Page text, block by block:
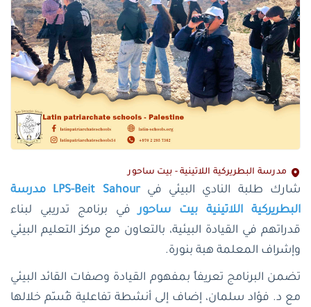
مدرسة البطريركية اللاتينية - بيت ساحور
شارك طلبة النادي البيئي في
LPS-Beit Sahour مدرسة
البطريركية اللاتينية بيت ساحور
في برنامج تدريبي لبناء
قدراتهم في القيادة البيئية، بالتعاون مع مركز التعليم البيئي
وإشراف المعلمة هبة بنورة.
تضمن البرنامج تعريفاً بمفهوم القيادة وصفات القائد البيئي
مع د. فؤاد سلمان، إضاف إلى أنشطة تفاعلية قُسّم خلالها